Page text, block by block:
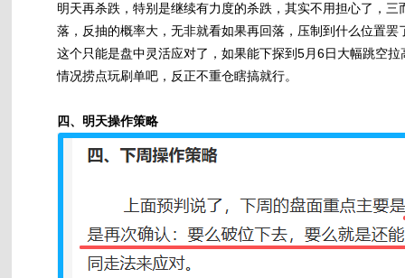
明天再杀跌，特别是继续有力度的杀跌，其实不用担心了，
落，反抽的概率大，无非就看如果再回落，压制到什么位置罢
这个只能是盘中灵活应对了，如果能下探到5月6日大幅跳空
情况捞点玩刷单吧，反正不重仓瞎搞就行。
四、明天操作策略